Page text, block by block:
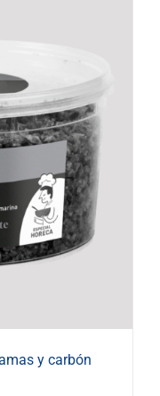
y carbón